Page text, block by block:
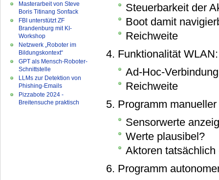
Masterarbeit von Steve
Boris Titinang Sonfack
FBI unterstützt ZF
Brandenburg mit KI-
Workshop
Netzwerk „Roboter im
Bildungskontext“
GPT als Mensch-Roboter-
Schnittstelle
LLMs zur Detektion von
Phishing-Emails
Pizzabote 2024 -
Breitensuche praktisch
Steuerbarkeit der
Boot damit
Reichweite
4. Funktionalität WLAN:
Ad-Hoc-
Reichweite
5. Programm
Sensorwerte
Werte plausibel?
Aktoren
6. Programm